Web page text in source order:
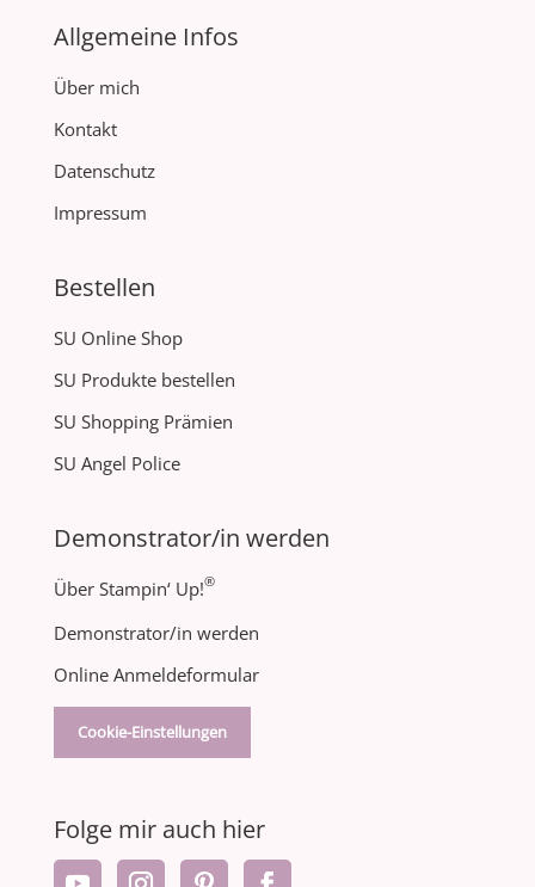
Allgemeine Infos
Über mich
Kontakt
Datenschutz
Impressum
Bestellen
SU Online Shop
SU Produkte bestellen
SU Shopping Prämien
SU Angel Police
Demonstrator/in werden
Über Stampin‘ Up!®
Demonstrator/in werden
Online Anmeldeformular
Cookie-Einstellungen
Folge mir auch hier